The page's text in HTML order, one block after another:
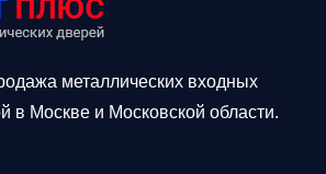
металлических входных
в Москве и Московской области.